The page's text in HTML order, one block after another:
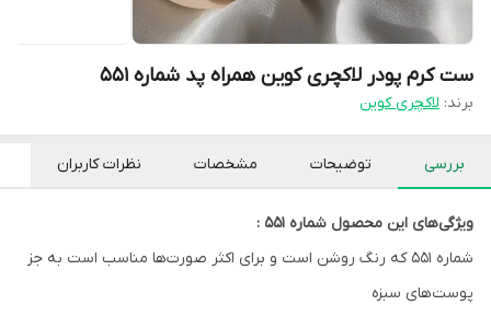
ست کرم پودر لاکچری کوین همراه پد شماره 551
برند: لاکچری کوین
بررسی توضیحات مشخصات نظرات کاربران
ویژگی‌های این محصول شماره 551 :
شماره 551 که رنگ روشن است و برای اکثر صورت‌ها مناسب است به جز
پوست‌های سبزه